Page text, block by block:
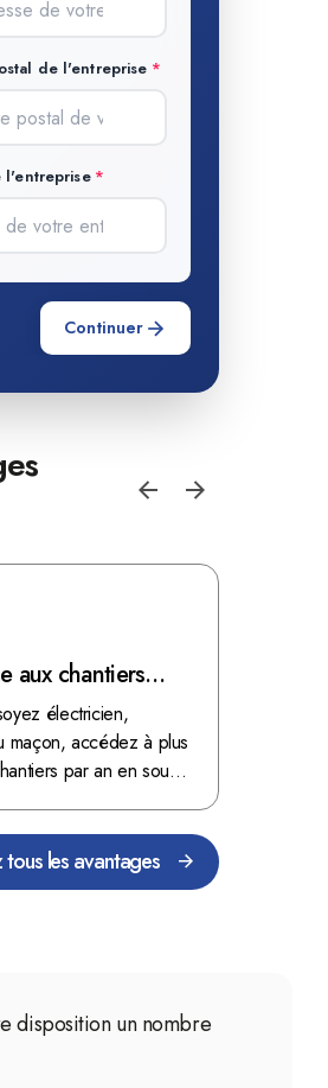
de l'entreprise
l'entreprise
Continuer
aux chantiers
véritable
!
électricien,
maçon, accédez à plus
par an en sous-
les avantages
disposition un nombre